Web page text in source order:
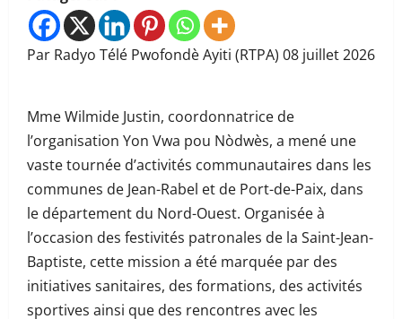
Par Radyo Télé Pwofondè Ayiti (RTPA) 08 juillet 2026
Mme Wilmide Justin, coordonnatrice de
l’organisation Yon Vwa pou Nòdwès, a mené une
vaste tournée d’activités communautaires dans les
communes de Jean-Rabel et de Port-de-Paix, dans
le département du Nord-Ouest. Organisée à
l’occasion des festivités patronales de la Saint-Jean-
Baptiste, cette mission a été marquée par des
initiatives sanitaires, des formations, des activités
sportives ainsi que des rencontres avec les